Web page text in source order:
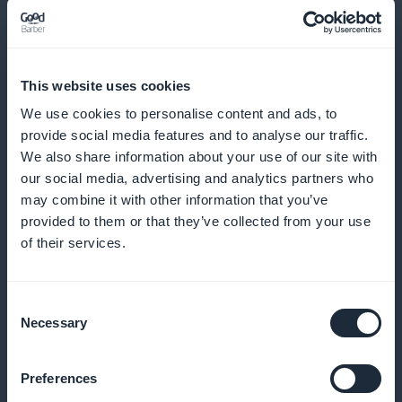
This website uses cookies
We use cookies to personalise content and ads, to
provide social media features and to analyse our traffic.
We also share information about your use of our site with
our social media, advertising and analytics partners who
may combine it with other information that you’ve
provided to them or that they’ve collected from your use
of their services.
Selection
Necessary
Preferences
Och mycket mer
Detaljerade analyser av åtaganden
Optimera dina strategier med exakta
abonnemangsdata
Integrerade widgets för marknadsföring
Öka dina prenumerationer med attraktiva widgetar